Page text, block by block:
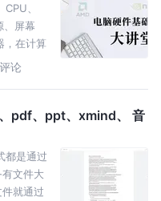
、
、屏幕
，在计算
都完成
评论
pdf、ppt、xmind、 音
都是通过
文件大
就通过